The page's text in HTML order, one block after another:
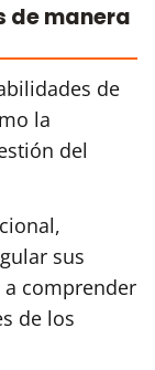
de manera
de
la
del
sus
comprender
de los